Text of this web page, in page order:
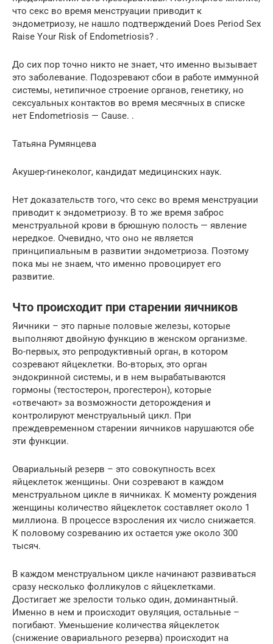
что секс во время менструации приводит к
эндометриозу, не нашло подтверждений Does Period Sex
Raise Your Risk of Endometriosis? .
До сих пор точно никто не знает, что именно вызывает
это заболевание. Подозревают сбои в работе иммунной
системы, нетипичное строение органов, генетику, но
сексуальных контактов во время месячных в списке
нет Endometriosis — Cause. .
Татьяна Румянцева
Акушер-гинеколог, кандидат медицинских наук.
Нет доказательств того, что секс во время менструации
приводит к эндометриозу. В то же время заброс
менструальной крови в брюшную полость — явление
нередкое. Очевидно, что оно не является
принципиальным в развитии эндометриоза. Поэтому
пока мы не знаем, что именно провоцирует его
развитие.
Что происходит при старении яичников
Яичники – это парные половые железы, которые
выполняют двойную функцию в женском организме.
Во-первых, это репродуктивный орган, в котором
созревают яйцеклетки. Во-вторых, это орган
эндокринной системы, и в нем вырабатываются
гормоны (тестостерон, прогестерон), которые
«отвечают» за возможности деторождения и
контролируют менструальный цикл. При
преждевременном старении яичников нарушаются обе
эти функции.
Овариальный резерв – это совокупность всех
яйцеклеток женщины. Они созревают в каждом
менструальном цикле в яичниках. К моменту рождения
женщины количество яйцеклеток составляет около 1
миллиона. В процессе взросления их число снижается.
К половому созреванию их остается уже около 300
тысяч.
В каждом менструальном цикле начинают развиваться
сразу несколько фолликулов с яйцеклетками.
Достигает же зрелости только один, доминантный.
Именно в нем и происходит овуляция, остальные –
погибают. Уменьшение количества яйцеклеток
(снижение овариального резерва) происходит на